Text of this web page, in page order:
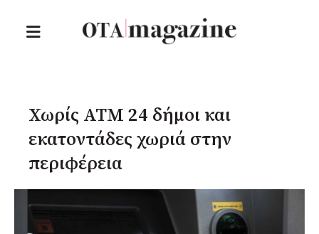
Χωρίς ΑΤΜ 24 δήμοι και
εκατοντάδες χωριά στην
περιφέρεια